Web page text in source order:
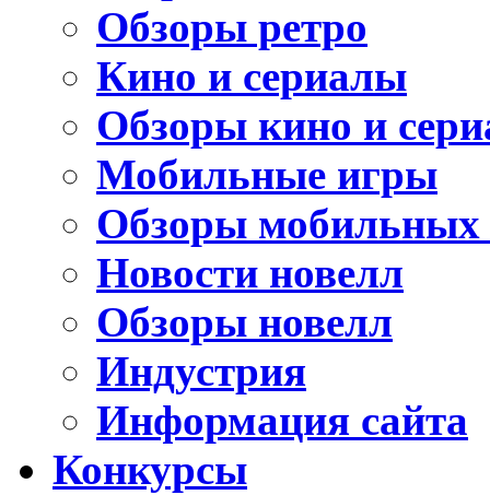
Обзоры ретро
Кино и сериалы
Обзоры кино и
Мобильные игры
Обзоры мобильных
Новости новелл
Обзоры новелл
Индустрия
Информация сайта
Конкурсы